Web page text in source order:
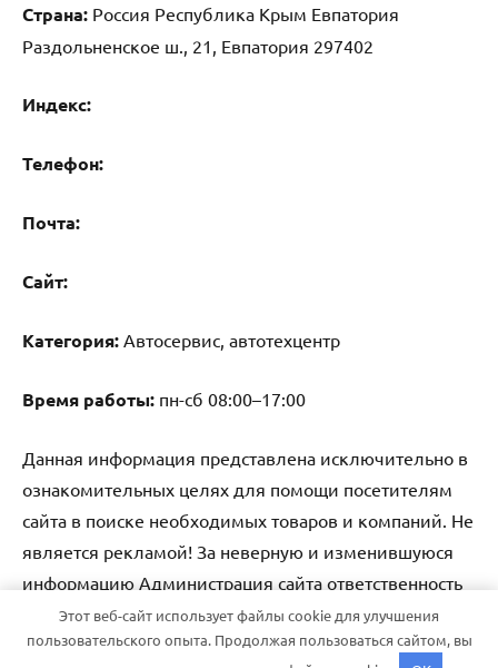
Страна: Россия Республика Крым Евпатория
Раздольненское ш., 21, Евпатория 297402
Индекс:
Телефон:
Почта:
Cайт:
Категория: Автосервис, автотехцентр
Время работы: пн-сб 08:00–17:00
Данная информация представлена исключительно в
ознакомительных целях для помощи посетителям
сайта в поиске необходимых товаров и компаний. Не
является рекламой! За неверную и изменившуюся
информацию Администрация сайта ответственность
не несет.
Этот веб-сайт использует файлы cookie для улучшения
пользовательского опыта. Продолжая пользоваться сайтом, вы